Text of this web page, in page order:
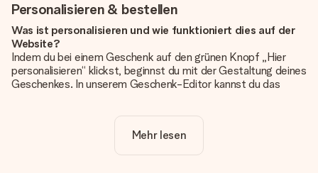
Personalisieren & bestellen
Was ist personalisieren und wie funktioniert dies auf der
Website?
Indem du bei einem Geschenk auf den grünen Knopf „Hier
personalisieren“ klickst, beginnst du mit der Gestaltung deines
Geschenkes. In unserem Geschenk-Editor kannst du das
noch eines unserer angebotenen Designs, um deinem
Geschenk die perfekte Ausstrahlung zu verleihen.
Mehr lesen